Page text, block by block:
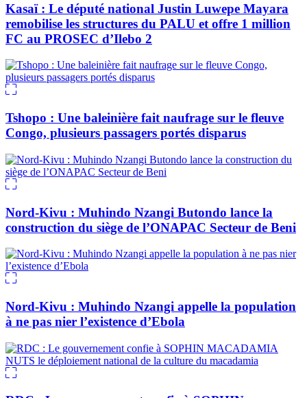
Kasaï : Le député national Justin Luwepe Mayara
remobilise les structures du PALU et offre 1 million
FC au PROSEC d’Ilebo 2
Tshopo : Une baleinière fait naufrage sur le fleuve
Congo, plusieurs passagers portés disparus
Nord-Kivu : Muhindo Nzangi Butondo lance la
construction du siège de l’ONAPAC Secteur de Beni
Nord-Kivu : Muhindo Nzangi appelle la population
à ne pas nier l’existence d’Ebola